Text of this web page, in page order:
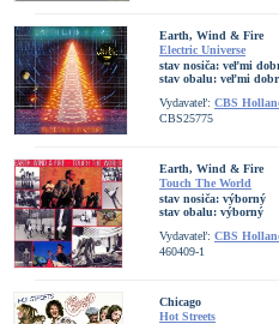
Earth, Wind & Fire
Electric Universe
stav nosiča: veľmi
stav obalu: veľmi
Vydavateľ: CBS
CBS25775
Earth, Wind & Fire
Touch The World
stav nosiča: výborný
stav obalu: výborný
Vydavateľ: CBS
460409-1
Chicago
Hot Streets